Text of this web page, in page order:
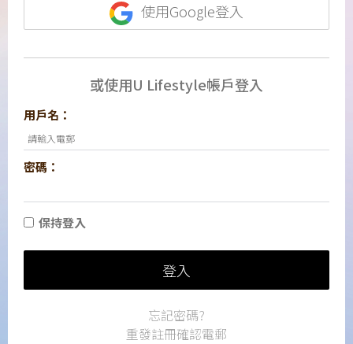
使用Google登入
或使用U Lifestyle帳戶登入
用戶名：
密碼：
保持登入
登入
忘記密碼?
重發註冊確認電郵